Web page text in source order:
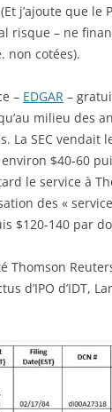
j’ajoute que le
risque – ne
non cotées).
– EDGAR –
milieu des
La SEC vendait
$40-60
le service à
des «
$120-140 par
Thomson
d’IPO d’IDT,